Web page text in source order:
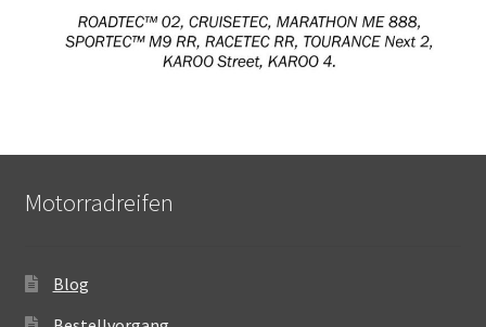
Motorradreifen
Blog